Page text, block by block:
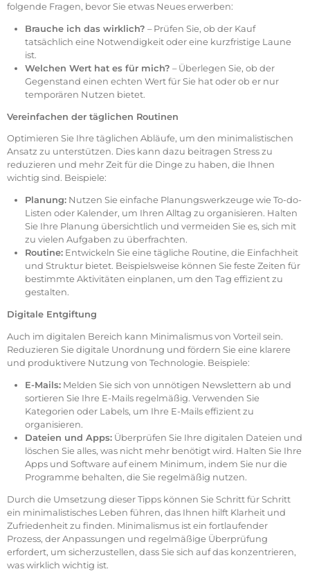
folgende Fragen, bevor Sie etwas Neues erwerben:
Brauche ich das wirklich? – Prüfen Sie, ob der Kauf
tatsächlich eine Notwendigkeit oder eine kurzfristige Laune
ist.
Welchen Wert hat es für mich? – Überlegen Sie, ob der
Gegenstand einen echten Wert für Sie hat oder ob er nur
temporären Nutzen bietet.
Vereinfachen der täglichen Routinen
Optimieren Sie Ihre täglichen Abläufe, um den minimalistischen
Ansatz zu unterstützen. Dies kann dazu beitragen Stress zu
reduzieren und mehr Zeit für die Dinge zu haben, die Ihnen
wichtig sind. Beispiele:
Planung:Nutzen Sie einfache Planungswerkzeuge wie To-do-
Listen oder Kalender, um Ihren Alltag zu organisieren. Halten
Sie Ihre Planung übersichtlich und vermeiden Sie es, sich mit
zu vielen Aufgaben zu überfrachten.
Routine:Entwickeln Sie eine tägliche Routine, die Einfachheit
und Struktur bietet. Beispielsweise können Sie feste Zeiten für
bestimmte Aktivitäten einplanen, um den Tag effizient zu
gestalten.
Digitale Entgiftung
Auch im digitalen Bereich kann Minimalismus von Vorteil sein.
Reduzieren Sie digitale Unordnung und fördern Sie eine klarere
und produktivere Nutzung von Technologie. Beispiele:
E-Mails:Melden Sie sich von unnötigen Newslettern ab und
sortieren Sie Ihre E-Mails regelmäßig. Verwenden Sie
Kategorien oder Labels, um Ihre E-Mails effizient zu
organisieren.
Dateien und Apps:Überprüfen Sie Ihre digitalen Dateien und
löschen Sie alles, was nicht mehr benötigt wird. Halten Sie Ihre
Apps und Software auf einem Minimum, indem Sie nur die
Programme behalten, die Sie regelmäßig nutzen.
Durch die Umsetzung dieser Tipps können Sie Schritt für Schritt
ein minimalistisches Leben führen, das Ihnen hilft Klarheit und
Zufriedenheit zu finden. Minimalismus ist ein fortlaufender
Prozess, der Anpassungen und regelmäßige Überprüfung
erfordert, um sicherzustellen, dass Sie sich auf das konzentrieren,
was wirklich wichtig ist.